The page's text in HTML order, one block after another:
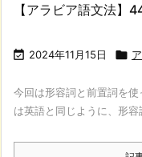
【アラビア語文法】
 2024年11月15日 
今回は形容詞と前置詞を
は英語と同じように、形容